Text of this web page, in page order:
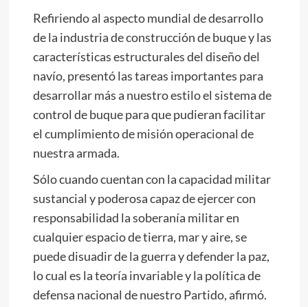
Refiriendo al aspecto mundial de desarrollo
de la industria de construcción de buque y las
características estructurales del diseño del
navío, presentó las tareas importantes para
desarrollar más a nuestro estilo el sistema de
control de buque para que pudieran facilitar
el cumplimiento de misión operacional de
nuestra armada.
Sólo cuando cuentan con la capacidad militar
sustancial y poderosa capaz de ejercer con
responsabilidad la soberanía militar en
cualquier espacio de tierra, mar y aire, se
puede disuadir de la guerra y defender la paz,
lo cual es la teoría invariable y la política de
defensa nacional de nuestro Partido, afirmó.